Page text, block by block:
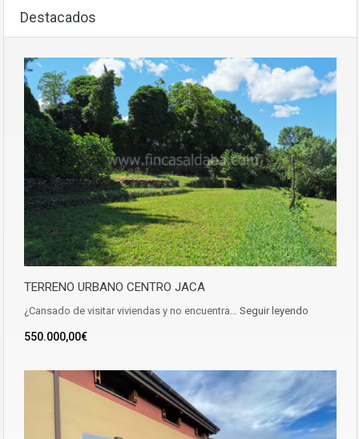
Destacados
TERRENO URBANO CENTRO JACA
¿Cansado de visitar viviendas y no encuentra… Seguir leyendo
550.000,00€